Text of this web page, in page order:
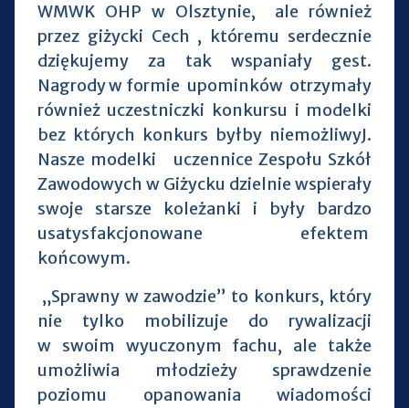
WMWK OHP w Olsztynie, ale również
przez giżycki Cech , któremu serdecznie
dziękujemy za tak wspaniały gest.
Nagrody w formie upominków otrzymały
również uczestniczki konkursu i modelki
bez których konkurs byłby niemożliwyJ.
Nasze modelki uczennice Zespołu Szkół
Zawodowych w Giżycku dzielnie wspierały
swoje starsze koleżanki i były bardzo
usatysfakcjonowane efektem
końcowym.
„Sprawny w zawodzie” to konkurs, który
nie tylko mobilizuje do rywalizacji
w swoim wyuczonym fachu, ale także
umożliwia młodzieży sprawdzenie
poziomu opanowania wiadomości